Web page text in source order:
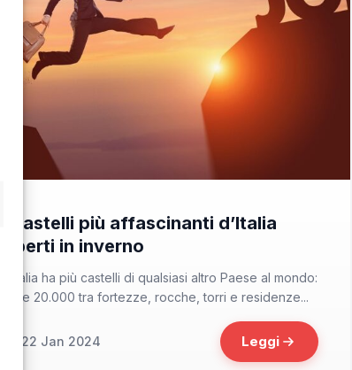
I castelli più affascinanti d’Italia
aperti in inverno
L’Italia ha più castelli di qualsiasi altro Paese al mondo:
oltre 20.000 tra fortezze, rocche, torri e residenze...
22 Jan 2024 Leggi